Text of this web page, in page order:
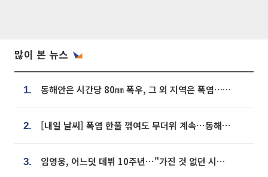
많이 본 뉴스
1. 동해안은 시간당 80㎜ 폭우, 그 외 지역은 폭염…‘극과 극 날씨’
2. [내일 날씨] 폭염 한풀 꺾여도 무더위 계속⋯동해안 이틀 연속 비
3. 임영웅, 어느덧 데뷔 10주년⋯"가진 것 없던 시절, 내 앞엔 20명의 팬뿐"